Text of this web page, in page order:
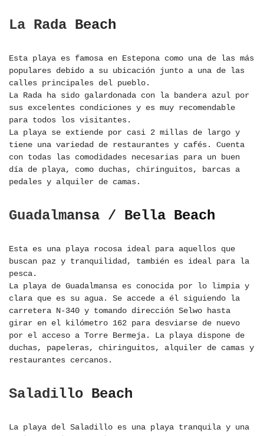
La Rada Beach
Esta playa es famosa en Estepona como una de las más
populares debido a su ubicación junto a una de las
calles principales del pueblo.
La Rada ha sido galardonada con la bandera azul por
sus excelentes condiciones y es muy recomendable
para todos los visitantes.
La playa se extiende por casi 2 millas de largo y
tiene una variedad de restaurantes y cafés. Cuenta
con todas las comodidades necesarias para un buen
día de playa, como duchas, chiringuitos, barcas a
pedales y alquiler de camas.
Guadalmansa / Bella Beach
Esta es una playa rocosa ideal para aquellos que
buscan paz y tranquilidad, también es ideal para la
pesca.
La playa de Guadalmansa es conocida por lo limpia y
clara que es su agua. Se accede a él siguiendo la
carretera N-340 y tomando dirección Selwo hasta
girar en el kilómetro 162 para desviarse de nuevo
por el acceso a Torre Bermeja. La playa dispone de
duchas, papeleras, chiringuitos, alquiler de camas y
restaurantes cercanos.
Saladillo Beach
La playa del Saladillo es una playa tranquila y una